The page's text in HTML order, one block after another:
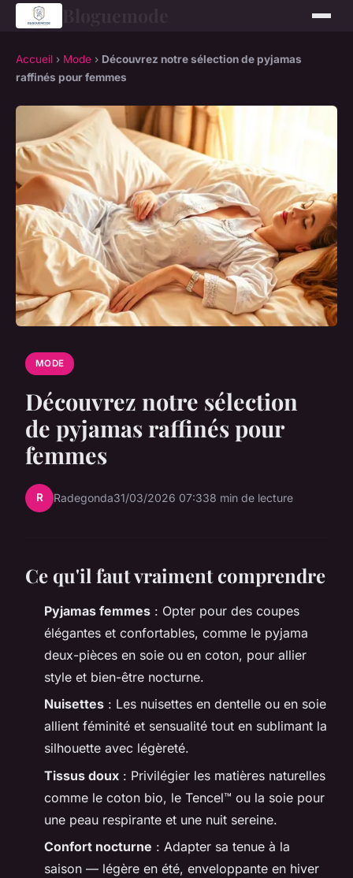
Accueil › Mode › Découvrez notre sélection de pyjamas
raffinés pour femmes
MODE
Découvrez notre sélection
de pyjamas raffinés pour
femmes
R Radegonda31/03/2026 07:338 min de lecture
Ce qu'il faut vraiment comprendre
Pyjamas femmes : Opter pour des coupes
élégantes et confortables, comme le pyjama
deux-pièces en soie ou en coton, pour allier
style et bien-être nocturne.
Nuisettes : Les nuisettes en dentelle ou en soie
allient féminité et sensualité tout en sublimant la
silhouette avec légèreté.
Tissus doux : Privilégier les matières naturelles
comme le coton bio, le Tencel™ ou la soie pour
une peau respirante et une nuit sereine.
Confort nocturne : Adapter sa tenue à la
saison — légère en été, enveloppante en hiver